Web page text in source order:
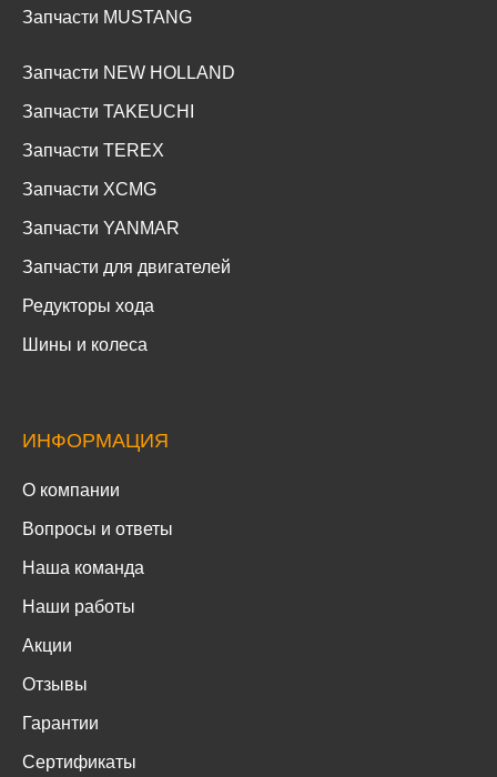
Запчасти MUSTANG
Запчасти NEW HOLLAND
Запчасти TAKEUCHI
Запчасти TEREX
Запчасти XCMG
Запчасти YANMAR
Запчасти для двигателей
Редукторы хода
Шины и колеса
ИНФОРМАЦИЯ
О компании
Вопросы и ответы
Наша команда
Наши работы
Акции
Отзывы
Гарантии
Сертификаты